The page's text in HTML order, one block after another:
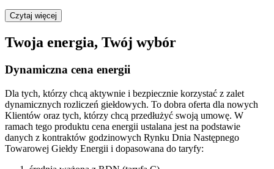
Czytaj więcej
Twoja energia, Twój wybór
Dynamiczna cena energii
Dla tych, którzy chcą aktywnie i bezpiecznie korzystać z zalet
dynamicznych rozliczeń giełdowych. To dobra oferta dla nowych
Klientów oraz tych, którzy chcą przedłużyć swoją umowę. W
ramach tego produktu cena energii ustalana jest na podstawie
danych z kontraktów godzinowych Rynku Dnia Następnego
Towarowej Giełdy Energii i dopasowana do taryfy: